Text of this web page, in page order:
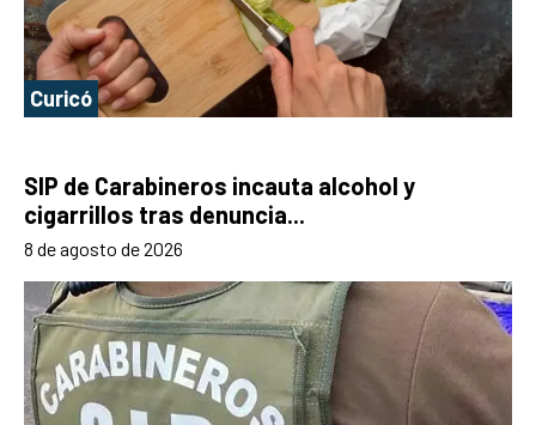
Curicó
SIP de Carabineros incauta alcohol y
cigarrillos tras denuncia...
8 de agosto de 2026